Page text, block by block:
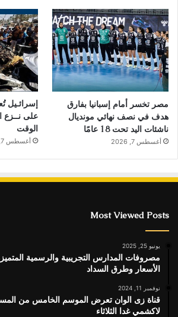
مصر تخسر أمام إسبانيا بفارق
هدف في نصف نهائي مونديال
ناشئات اليد تحت 18 عامًا
أغسطس 7, 2026
إسرائـيل
على
الوقت
أغسطس 7, 2026
Most Viewed Posts
يونيو 25, 2025
الأسعار وطرق السداد
نوفمبر 11, 2024
قناة زى الوان تعرض الموسم الخامس من
لاكشمي غدا الثلاثاء